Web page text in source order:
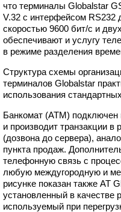
что терминалы Globalstar
V.32 с интерфейсом RS232
скоростью 9600 бит/с и
обеспечивают и услугу
в режиме разделения
Структура схемы
терминалов Globalstar
использования
Банкомат (АТМ) подключен
и производит транзакции в
(дозвона до сервера),
пункта продаж.
телефонную связь с
любую междугородную и
рисунке показан также АТ
установленный в качестве
используемый при